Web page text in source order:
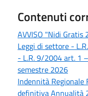
Contenuti
AVVISO "Nidi Gratis
Leggi di settore -
- L.R. 9/2004 art. 1
semestre 2026
Indennità Regionale
definitiva Annualità